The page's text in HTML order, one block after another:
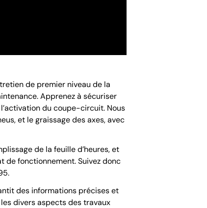
de premier niveau de la
Apprenez à sécuriser
du coupe-circuit. Nous
et le graissage des axes, avec
de la feuille d’heures, et
de fonctionnement. Suivez donc
des informations précises et
divers aspects des travaux